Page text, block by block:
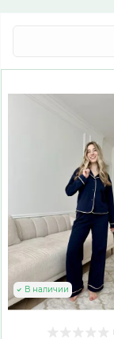
В наличии